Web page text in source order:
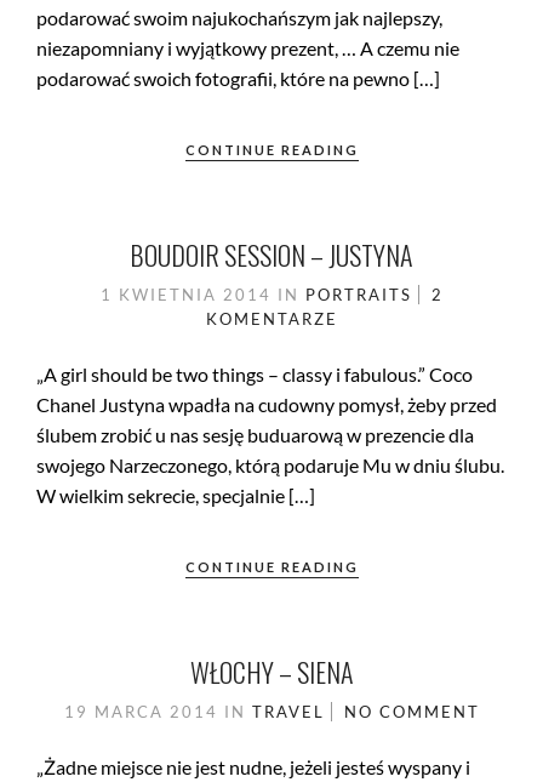
podarować swoim najukochańszym jak najlepszy,
niezapomniany i wyjątkowy prezent, … A czemu nie
podarować swoich fotografii, które na pewno […]
CONTINUE READING
BOUDOIR SESSION – JUSTYNA
1 KWIETNIA 2014 IN PORTRAITS
2
KOMENTARZE
„A girl should be two things – classy i fabulous.” Coco
Chanel Justyna wpadła na cudowny pomysł, żeby przed
ślubem zrobić u nas sesję buduarową w prezencie dla
swojego Narzeczonego, którą podaruje Mu w dniu ślubu.
W wielkim sekrecie, specjalnie […]
CONTINUE READING
WŁOCHY – SIENA
19 MARCA 2014 IN TRAVEL NO COMMENT
„Żadne miejsce nie jest nudne, jeżeli jesteś wyspany i